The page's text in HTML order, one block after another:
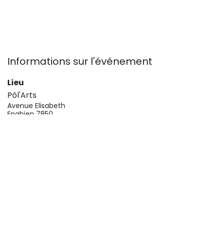
Informations sur l'événement
Lieu
Pôl'Arts
Avenue Elisabeth
Enghien 7850